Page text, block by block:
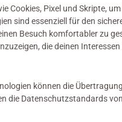
Cookies, Pixel und Skripte,
sind essenziell für den
Besuch komfortabler zu
die deinen
können die
die Datenschutzstandards